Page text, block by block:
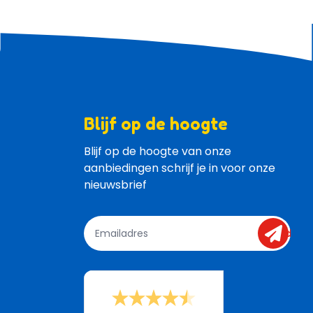
Blijf op de hoogte
Blijf op de hoogte van onze
aanbiedingen schrijf je in voor onze
nieuwsbrief
send